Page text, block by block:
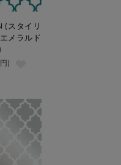
(スタイリ
メラルド
)